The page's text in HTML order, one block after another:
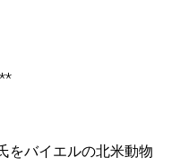
をバイエルの北米動物